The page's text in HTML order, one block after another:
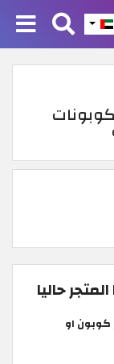
كود خصم امريكان ايجل 2026 كوبونات
حاليا
كوبون او